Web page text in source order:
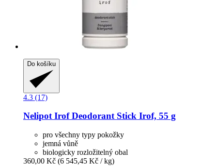
Do košíku
4.3 (17)
NelipotIrof Deodorant Stick Irof, 55 g
pro všechny typy pokožky
jemná vůně
biologicky rozložitelný obal
360,00 Kč (6 545,45 Kč / kg)